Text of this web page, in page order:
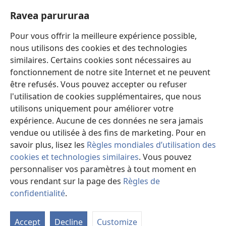
Ravea parururaa
Pour vous offrir la meilleure expérience possible,
nous utilisons des cookies et des technologies
similaires. Certains cookies sont nécessaires au
fonctionnement de notre site Internet et ne peuvent
être refusés. Vous pouvez accepter ou refuser
l'utilisation de cookies supplémentaires, que nous
utilisons uniquement pour améliorer votre
expérience. Aucune de ces données ne sera jamais
vendue ou utilisée à des fins de marketing. Pour en
savoir plus, lisez les Règles mondiales d’utilisation des
cookies et technologies similaires. Vous pouvez
personnaliser vos paramètres à tout moment en
vous rendant sur la page des Règles de
confidentialité.
Accept Decline Customize
(opens
new
window)
Eaha te mea apî
Video
Maimiraa
Te mau ô
(opens
new
window)VAIRAA PAPAI NATIRARA Watchtower
(opens
new
window)JW Hub ®
(opens
new
window)
Copyright© 2026 Watch Tower Bible and Tract Society of Pennsylvania.
PARAU NO TE FAAOHIPARAA